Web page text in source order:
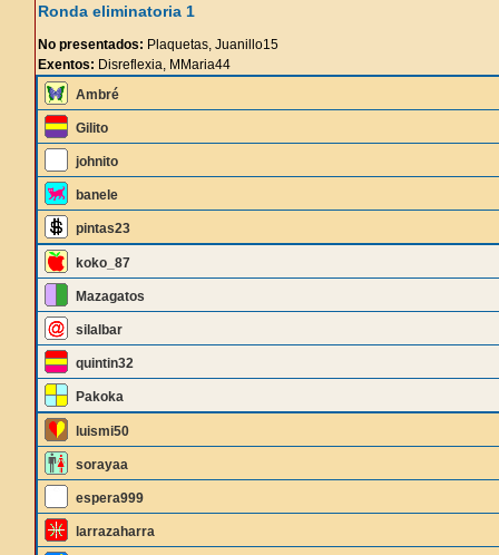
Ronda eliminatoria 1
No presentados: Plaquetas, Juanillo15
Exentos: Disreflexia, MMaria44
Ambré
Gilito
johnito
banele
pintas23
koko_87
Mazagatos
silalbar
quintin32
Pakoka
luismi50
sorayaa
espera999
larrazaharra